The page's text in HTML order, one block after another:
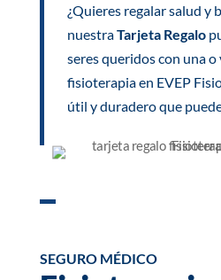
¿Quieres regalar salud y
nuestraTarjeta Regalo
seres queridos con una o
fisioterapia en EVEP
útil y duradero que
SEGURO MÉDICO